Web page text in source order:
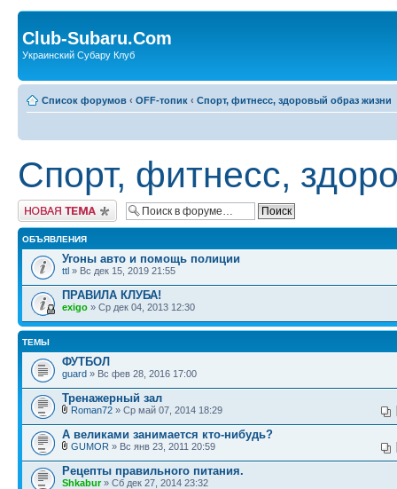
Club-Subaru.Com
Украинский Субару Клуб
Список форумов ‹ OFF-топик ‹ Спорт, фитнесс, здоровый образ жизни
Спорт, фитнесс,
Новая тема
ОБЪЯВЛЕНИЯ
Угоны авто и помощь полиции
ttl » Вс дек 15, 2019 21:55
ПРАВИЛА КЛУБА!
exigo » Ср дек 04, 2013 12:30
ТЕМЫ
ФУТБОЛ
guard » Вс фев 28, 2016 17:00
Тренажерный зал
Roman72 » Ср май 07, 2014 18:29
А великами занимается кто-нибудь?
GUMOR » Вс янв 23, 2011 20:59
Рецепты правильного питания.
Shkabur» Сб дек 27, 2014 23:32